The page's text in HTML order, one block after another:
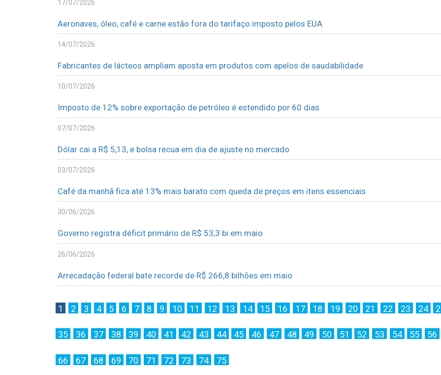
17/07/2026
Aeronaves, óleo, café e carne estão fora do tarifaço imposto pelos EUA
14/07/2026
Fabricantes de lácteos ampliam aposta em produtos com apelos de saudabilidade
10/07/2026
Imposto de 12% sobre exportação de petróleo é estendido por 60 dias
07/07/2026
Dólar cai a R$ 5,13, e bolsa recua em dia de ajuste no mercado
03/07/2026
Café da manhã fica até 13% mais barato com queda de preços em itens essenciais
30/06/2026
Governo registra déficit primário de R$ 53,3 bi em maio
26/06/2026
Arrecadação federal bate recorde de R$ 266,8 bilhões em maio
1 2 3 4 5 6 7 8 9 10 11 12 13 14 15 16 17 18 19 20 21 22 23 24
35 36 37 38 39 40 41 42 43 44 45 46 47 48 49 50 51 52 53 54 55 56
66 67 68 69 70 71 72 73 74 75